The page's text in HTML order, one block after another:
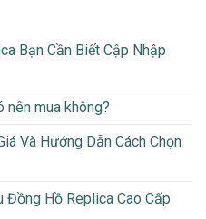
Bạn Cần Biết Cập Nhập
nên mua không?
Và Hướng Dẫn Cách Chọn
Hồ Replica Cao Cấp